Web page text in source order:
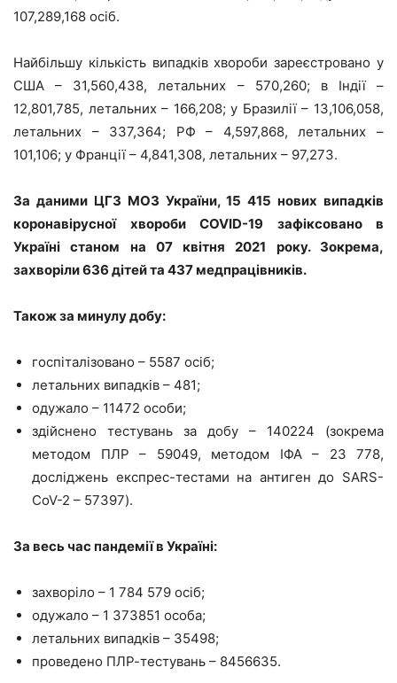
107,289,168 осіб.
Найбільшу кількість випадків хвороби зареєстровано у
США – 31,560,438, летальних – 570,260; в Індії –
12,801,785, летальних – 166,208; у Бразилії – 13,106,058,
летальних – 337,364; РФ – 4,597,868, летальних –
101,106; у Франції – 4,841,308, летальних – 97,273.
За даними ЦГЗ МОЗ України, 15 415 нових випадків
коронавірусної хвороби COVID-19 зафіксовано в
Україні станом на 07 квітня 2021 року. Зокрема,
захворіли 636 дітей та 437 медпрацівників.
Також за минулу добу:
госпіталізовано – 5587 осіб;
летальних випадків – 481;
одужало – 11472 особи;
здійснено тестувань за добу – 140224 (зокрема
методом ПЛР – 59049, методом ІФА – 23 778,
досліджень експрес-тестами на антиген до SARS-
CoV-2 – 57397).
За весь час пандемії в Україні:
захворіло – 1 784 579 осіб;
одужало – 1 373851 особа;
летальних випадків – 35498;
проведено ПЛР-тестувань – 8456635.